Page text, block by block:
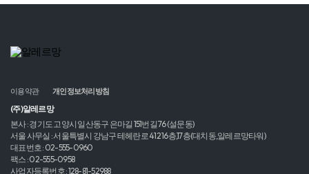
이용약관 개인정보처리방침
(주)알레르망
본사 : 경기도 고양시 일산동구 은마길 151번길 76 (설문동)
서울 사무실 : 서울특별시 강남구 테헤란로 412 16층,17층(대치동,알레르망타워)
대표번호 : 02-555-0960
팩스 : 02-555-0958
사업자등록번호 : 128-81-52988